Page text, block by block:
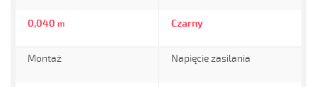
0,040 m Czarny
Montaż Napięcie zasilania